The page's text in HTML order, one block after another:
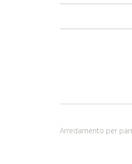
Arredamento per